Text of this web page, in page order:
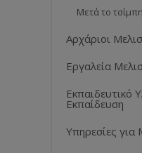
Μετά το
Αρχάριοι
Εργαλεία
Εκπαιδευτικό
Εκπαίδευση
Υπηρεσίες για